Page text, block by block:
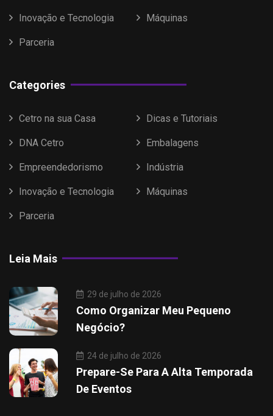
Inovação e Tecnologia Máquinas
Parceria
Categories
Cetro na sua Casa Dicas e Tutoriais
DNA Cetro Embalagens
Empreendedorismo Indústria
Inovação e Tecnologia Máquinas
Parceria
Leia Mais
29 de julho de 2026
Como Organizar Meu Pequeno
Negócio?
24 de julho de 2026
Prepare-Se Para A Alta Temporada
De Eventos